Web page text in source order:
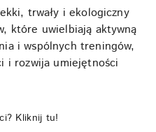
trwały i ekologiczny
które uwielbiają aktywną
i wspólnych treningów,
i rozwija umiejętności
Kliknij tu!